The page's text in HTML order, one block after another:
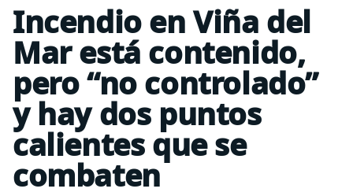
Incendio en Viña del
Mar está contenido,
pero “no controlado”
y hay dos puntos
calientes que se
combaten